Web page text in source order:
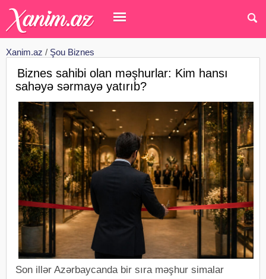
Xanim.az / Şou Biznes
Biznes sahibi olan məşhurlar: Kim hansı
sahəyə sərmayə yatırıb?
Son illər Azərbaycanda bir sıra məşhur simalar